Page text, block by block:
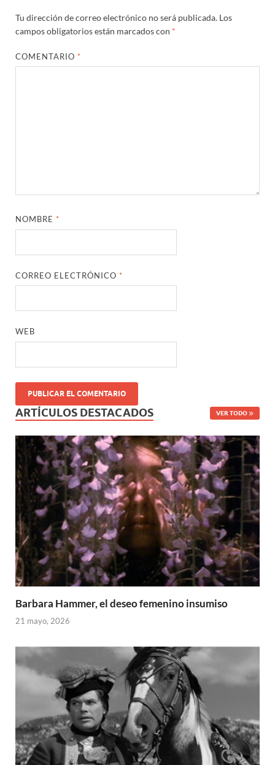
Tu dirección de correo electrónico no será publicada. Los
campos obligatorios están marcados con *
COMENTARIO *
NOMBRE *
CORREO ELECTRÓNICO *
WEB
ARTÍCULOS DESTACADOS VER TODO
Barbara Hammer, el deseo femenino insumiso
21 mayo, 2026